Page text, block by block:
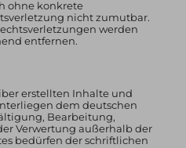
ohne konkrete
nicht zumutbar.
werden
entfernen.
erstellten Inhalte und
dem deutschen
Bearbeitung,
Verwertung außerhalb der
bedürfen der schriftlichen